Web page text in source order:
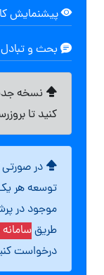
پیشنمایش
بحث و
نسخه
کنید تا
در صورتی
توسعه هر
موجود در
طریق
درخواست